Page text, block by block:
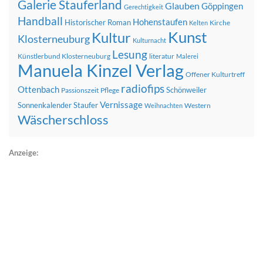
Galerie Stauferland Gerechtigkeit Glauben Göppingen
Handball Historischer Roman Hohenstaufen Kelten Kirche
Klosterneuburg Kultur Kulturnacht Kunst
Künstlerbund Klosterneuburg Lesung literatur Malerei
Manuela Kinzel Verlag Offener Kulturtreff
Ottenbach Passionszeit Pflege radiofipsSchönweiler
SonnenkalenderStauferVernissage Weihnachten Western
Wäscherschloss
Anzeige: